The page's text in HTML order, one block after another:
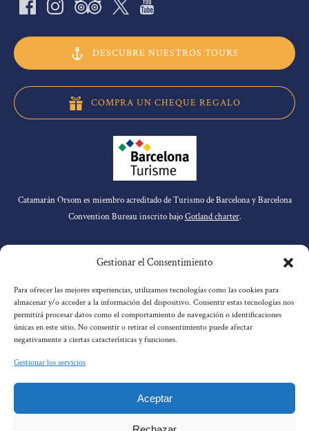
Gestionar el Consentimiento
Para ofrecer las mejores experiencias, utilizamos tecnologías como las cookies para
almacenar y/o acceder a la información del dispositivo. Consentir estas tecnologías nos
permitirá procesar datos como el comportamiento de navegación o identificaciones
únicas en este sitio. No consentir o retirar el consentimiento puede afectar
negativamente a ciertas características y funciones.
Gestionar los servicios
Aceptar
DESCUBRE NUESTROS TOURS
COMPRA UN CHEQUE REGALO
Catamarán Orsom es miembro acreditado de Turismo de Barcelona y Barcelona
Convention Bureau inscrito bajoGotland charter.
Inicio
Nuestros Tours
Nosotros
FAQS
Contacto
Blog